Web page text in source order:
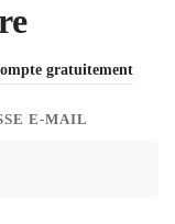
gratuitement
E-MAIL